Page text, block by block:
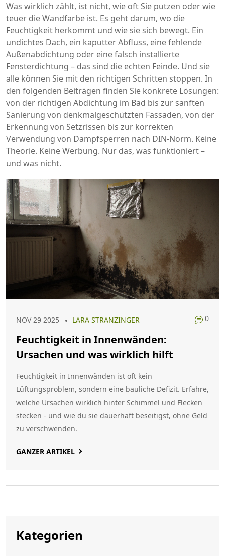
Was wirklich zählt, ist nicht, wie oft Sie putzen oder wie
teuer die Wandfarbe ist. Es geht darum, wo die
Feuchtigkeit herkommt und wie sie sich bewegt. Ein
undichtes Dach, ein kaputter Abfluss, eine fehlende
Außenabdichtung oder eine falsch installierte
Fensterdichtung – das sind die echten Feinde. Und sie
alle können Sie mit den richtigen Schritten stoppen. In
den folgenden Beiträgen finden Sie konkrete Lösungen:
von der richtigen Abdichtung im Bad bis zur sanften
Sanierung von denkmalgeschützten Fassaden, von der
Erkennung von Setzrissen bis zur korrekten
Verwendung von Dampfsperren nach DIN-Norm. Keine
Theorie. Keine Werbung. Nur das, was funktioniert –
und was nicht.
NOV 29 2025 LARA STRANZINGER 0
Feuchtigkeit in Innenwänden:
Ursachen und was wirklich hilft
Feuchtigkeit in Innenwänden ist oft kein
Lüftungsproblem, sondern eine bauliche Defizit. Erfahre,
welche Ursachen wirklich hinter Schimmel und Flecken
stecken - und wie du sie dauerhaft beseitigst, ohne Geld
zu verschwenden.
GANZER ARTIKEL
Kategorien